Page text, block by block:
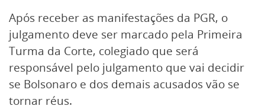
Após receber as manifestações da PGR, o
julgamento deve ser marcado pela Primeira
Turma da Corte, colegiado que será
responsável pelo julgamento que vai decidir
se Bolsonaro e dos demais acusados vão se
tornar réus.